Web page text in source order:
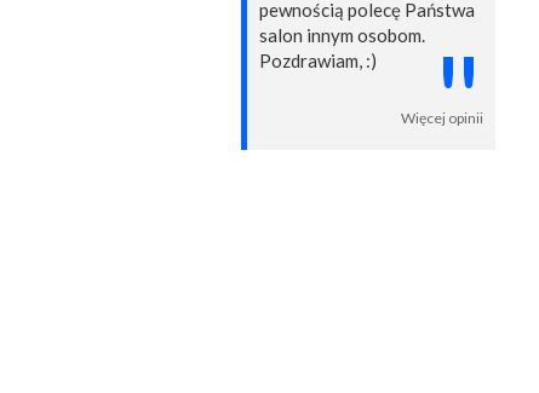
pewnością polecę Państwa
salon innym osobom.
Pozdrawiam, :)
"
Więcej opinii